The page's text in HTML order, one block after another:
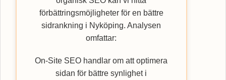
förbättringsmöjligheter för en bättre
sidrankning i Nyköping. Analysen
omfattar:
On-Site SEO handlar om att optimera
sidan för bättre synlighet i